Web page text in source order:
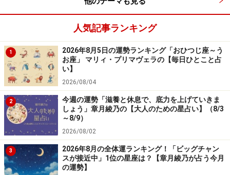
＞【詳しく見る】全体運、社交運、恋愛運などの詳細は
人気記事ランキング
1
2026年8月5日の運勢ランキング「おひつじ座～う
お座」 マリィ・プリマヴェラの【毎日ひとこと占
い】
2026/08/04
2
今週の運勢「滋養と休息で、底力を上げていきま
しょう」章月綾乃の【大人のための星占い】（8/3
～8/9）
2026/08/02
3
2026年8月の全体運ランキング！「ビッグチャン
スが接近中」1位の星座は？【章月綾乃が占う今月
の運勢】